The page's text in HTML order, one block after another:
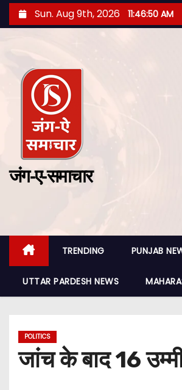
Sun. Aug 9th, 2026 11:46:51 AM
जंग-ए-समाचार
TRENDING PUNJAB
UTTAR PARDESH NEWS
POLITICS
जांच के बाद 16